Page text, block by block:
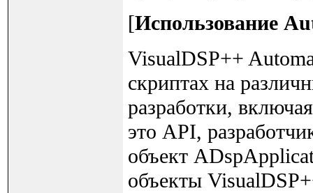
[Использование
VisualDSP++
скриптах на
разработки,
это API,
объект
объекты